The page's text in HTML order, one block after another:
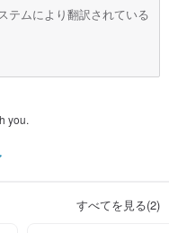
テムにより翻訳されている
you.
"ichi..." accompanies you to
すべてを見る(2)